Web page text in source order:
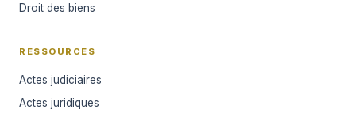
Droit des biens
RESSOURCES
Actes judiciaires
Actes juridiques